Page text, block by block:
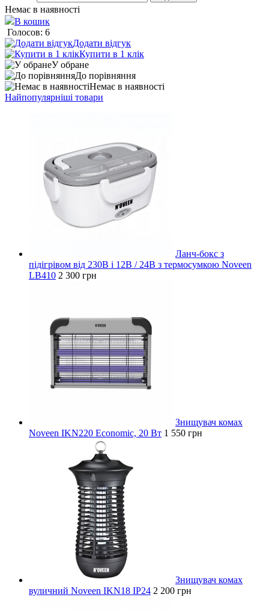
Немає в наявності
В кошик
Голосов: 6
Додати відгук
Купити в 1 клік
У обране
До порівняння
Немає в наявності
Найпопулярніші товари
Ланч-бокс з
підігрівом від 230В і 12В / 24В з термосумкою Noveen
LB410 2 300 грн
Знищувач комах
Noveen IKN220 Economic, 20 Вт 1 550 грн
Знищувач комах
вуличний Noveen IKN18 IP24 2 200 грн